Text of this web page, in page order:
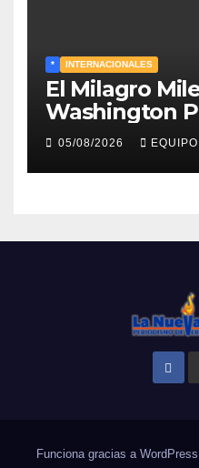
* INTERNACIONALES
El Milagro
Washington
resultados de
Milei y lo
renacimiento
05/08/2026
Funciona gracias a WordPress